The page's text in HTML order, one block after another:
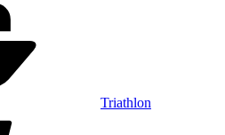
Triathlon